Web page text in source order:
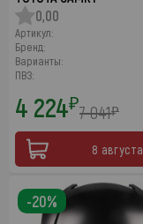
0,00
Артикул:
Бренд:
Варианты:
ПВЗ:
4 224₽7 041₽
8 августа
-20%